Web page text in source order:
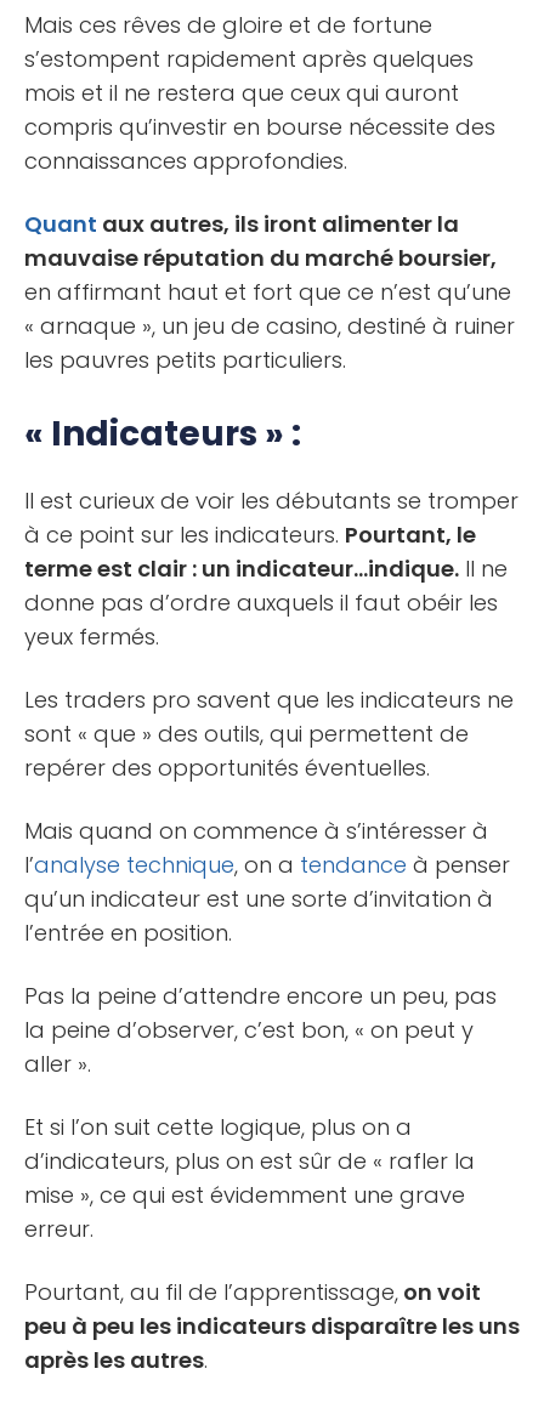
Mais ces rêves de gloire et de fortune
s’estompent rapidement après quelques
mois et il ne restera que ceux qui auront
compris qu’investir en bourse nécessite des
connaissances approfondies.
Quant aux autres, ils iront alimenter la
mauvaise réputation du marché boursier,
en affirmant haut et fort que ce n’est qu’une
« arnaque », un jeu de casino, destiné à ruiner
les pauvres petits particuliers.
« Indicateurs » :
Il est curieux de voir les débutants se tromper
à ce point sur les indicateurs. Pourtant, le
terme est clair : un indicateur…indique. Il ne
donne pas d’ordre auxquels il faut obéir les
yeux fermés.
Les traders pro savent que les indicateurs ne
sont « que » des outils, qui permettent de
repérer des opportunités éventuelles.
Mais quand on commence à s’intéresser à
l’analyse technique, on a tendance à penser
qu’un indicateur est une sorte d’invitation à
l’entrée en position.
Pas la peine d’attendre encore un peu, pas
la peine d’observer, c’est bon, « on peut y
aller ».
Et si l’on suit cette logique, plus on a
d’indicateurs, plus on est sûr de « rafler la
mise », ce qui est évidemment une grave
erreur.
Pourtant, au fil de l’apprentissage, on voit
peu à peu les indicateurs disparaître les uns
après les autres.